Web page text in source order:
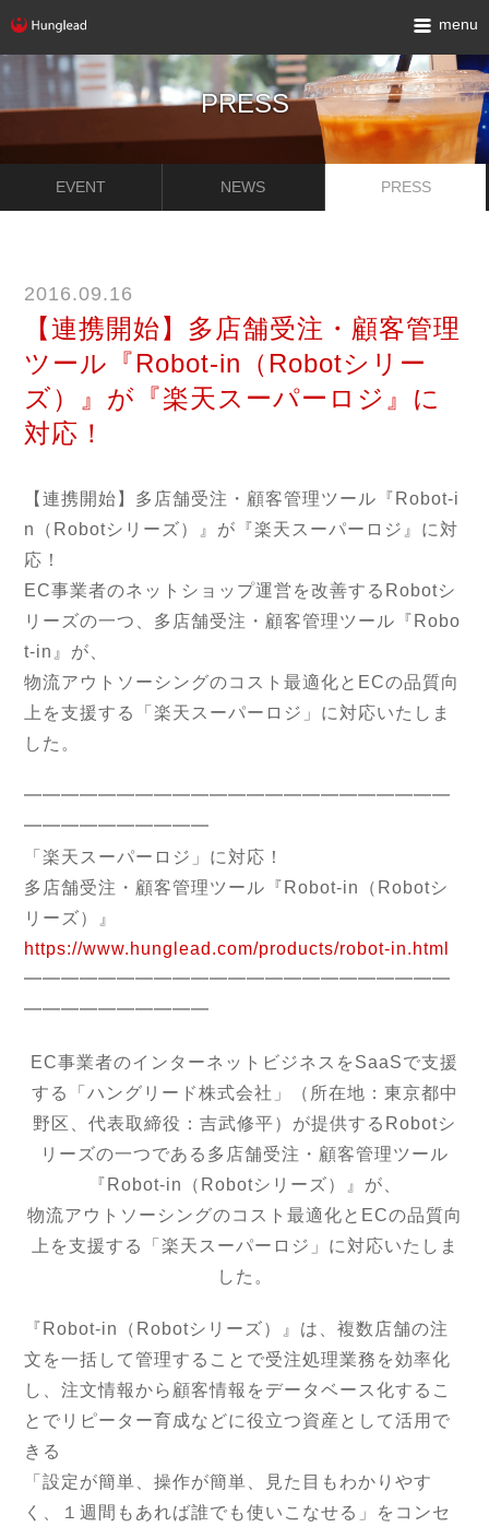
menu
PRESS
EVENT NEWS PRESS
2016.09.16
【連携開始】多店舗受注・顧客管理
ツール『Robot-in（Robotシリー
ズ）』が『楽天スーパーロジ』に
対応！
【連携開始】多店舗受注・顧客管理ツール『Robot-i
n（Robotシリーズ）』が『楽天スーパーロジ』に対
応！
EC事業者のネットショップ運営を改善するRobotシ
リーズの一つ、多店舗受注・顧客管理ツール『Robo
t-in』が、
物流アウトソーシングのコスト最適化とECの品質向
上を支援する「楽天スーパーロジ」に対応いたしま
した。
━━━━━━━━━━━━━━━━━━━━━━━
━━━━━━━━━━
「楽天スーパーロジ」に対応！
多店舗受注・顧客管理ツール『Robot-in（Robotシ
リーズ）』
https://www.hunglead.com/products/robot-in.html
━━━━━━━━━━━━━━━━━━━━━━━
━━━━━━━━━━
EC事業者のインターネットビジネスをSaaSで支援
する「ハングリード株式会社」（所在地：東京都中
野区、代表取締役：吉武修平）が提供するRobotシ
リーズの一つである多店舗受注・顧客管理ツール
『Robot-in（Robotシリーズ）』が、
物流アウトソーシングのコスト最適化とECの品質向
上を支援する「楽天スーパーロジ」に対応いたしま
した。
『Robot-in（Robotシリーズ）』は、複数店舗の注
文を一括して管理することで受注処理業務を効率化
し、注文情報から顧客情報をデータベース化するこ
とでリピーター育成などに役立つ資産として活用で
きる
「設定が簡単、操作が簡単、見た目もわかりやす
く、１週間もあれば誰でも使いこなせる」をコンセ